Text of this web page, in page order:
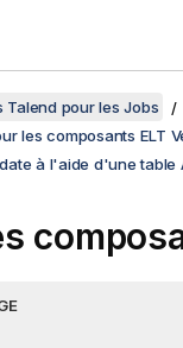
Talend pour les Jobs
les composants ELT
à l'aide d'une table